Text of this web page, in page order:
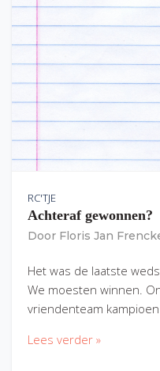
RC'TJE
Achteraf gewonnen?
Door Floris Jan
Het was de laatste
We moesten winnen.
vriendenteam kampioen
Lees verder »